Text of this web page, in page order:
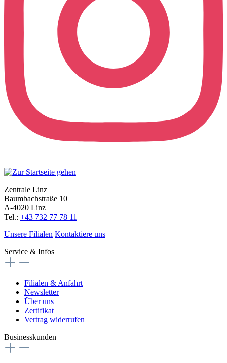
Zentrale Linz
Baumbachstraße 10
A-4020 Linz
Tel.: +43 732 77 78 11
Unsere Filialen Kontaktiere uns
Service & Infos
Filialen & Anfahrt
Newsletter
Über uns
Zertifikat
Vertrag widerrufen
Businesskunden